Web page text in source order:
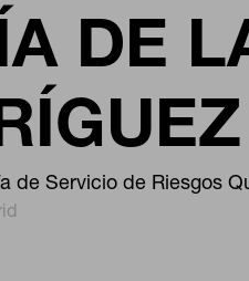
DE
de Servicio de Riesgos